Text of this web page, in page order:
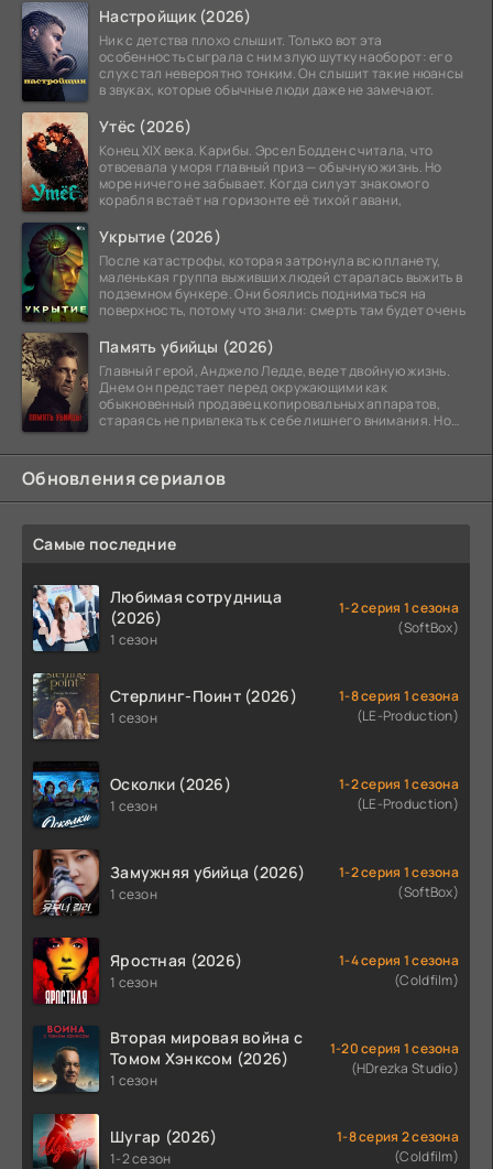
Настройщик (2026)
Ник с детства плохо слышит. Только вот эта
особенность сыграла с ним злую шутку наоборот: его
слух стал невероятно тонким. Он слышит такие нюансы
в звуках, которые обычные люди даже не замечают.
Утёс (2026)
Конец XIX века. Карибы. Эрсел Бодден считала, что
отвоевала у моря главный приз — обычную жизнь. Но
море ничего не забывает. Когда силуэт знакомого
корабля встаёт на горизонте её тихой гавани,
Укрытие (2026)
После катастрофы, которая затронула всю планету,
маленькая группа выживших людей старалась выжить в
подземном бункере. Они боялись подниматься на
поверхность, потому что знали: смерть там будет очень
Память убийцы (2026)
Главный герой, Анджело Ледде, ведет двойную жизнь.
Днем он предстает перед окружающими как
обыкновенный продавец копировальных аппаратов,
стараясь не привлекать к себе лишнего внимания. Но
Обновления сериалов
Самые последние
Любимая сотрудница
(2026)
1 сезон
1-2 серия 1 сезона
(SoftBox)
Стерлинг-Поинт (2026)
1 сезон
1-8 серия 1 сезона
(LE-Production)
Осколки (2026)
1 сезон
1-2 серия 1 сезона
(LE-Production)
Замужняя убийца (2026)
1 сезон
1-2 серия 1 сезона
(SoftBox)
Яростная (2026)
1 сезон
1-4 серия 1 сезона
(Coldfilm)
Вторая мировая война с
Томом Хэнксом (2026)
1 сезон
1-20 серия 1 сезона
(HDrezka Studio)
Шугар (2026)
1-2 сезон
1-8 серия 2 сезона
(Coldfilm)